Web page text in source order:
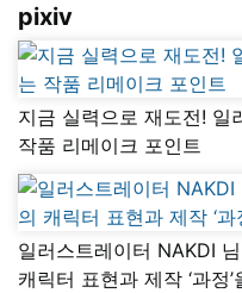
pixiv
지금 실력으로 재도전! 일
작품 리메이크 포인트
일러스트레이터 NAKDI
캐릭터 표현과 제작 ‘과정